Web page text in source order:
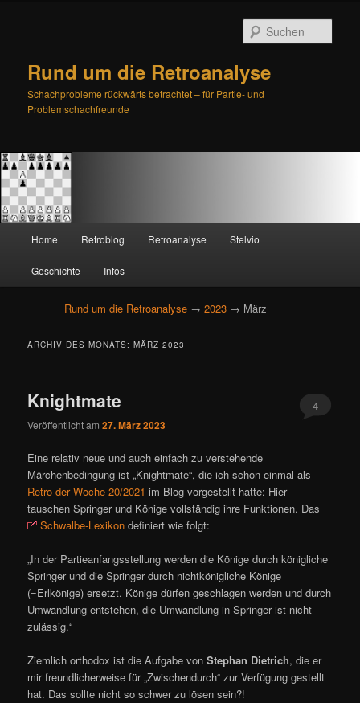
Rund um die Retroanalyse
Schachprobleme rückwärts betrachtet – für Partie- und
Problemschachfreunde
Zum
primären
Inhalt
springen
Zum
sekundären
Inhalt
springen
Home Retroblog Retroanalyse Stelvio
Geschichte Infos
Rund um die Retroanalyse → 2023 → März
ARCHIV DES MONATS:MÄRZ 2023
Knightmate
Veröffentlicht am27. März 2023
4
Eine relativ neue und auch einfach zu verstehende
Märchenbedingung ist „Knightmate“, die ich schon einmal als
Retro der Woche 20/2021 im Blog vorgestellt hatte: Hier
tauschen Springer und Könige vollständig ihre Funktionen. Das
Schwalbe-Lexikon definiert wie folgt:
„In der Partieanfangsstellung werden die Könige durch königliche
Springer und die Springer durch nichtkönigliche Könige
(=Erlkönige) ersetzt. Könige dürfen geschlagen werden und durch
Umwandlung entstehen, die Umwandlung in Springer ist nicht
zulässig.“
Ziemlich orthodox ist die Aufgabe vonStephan Dietrich, die er
mir freundlicherweise für „Zwischendurch“ zur Verfügung gestellt
hat. Das sollte nicht so schwer zu lösen sein?!